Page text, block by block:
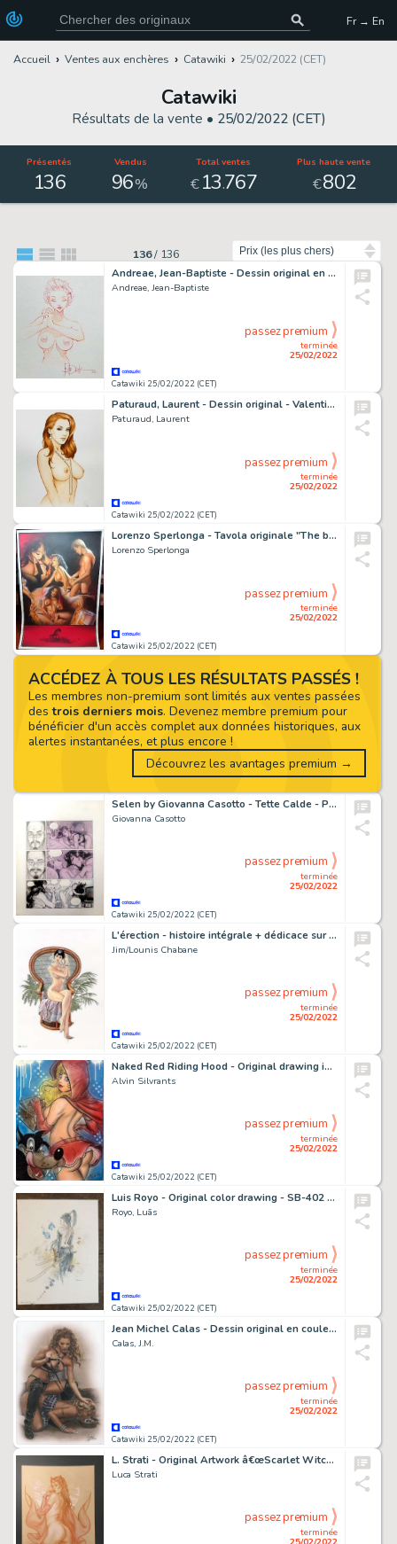
Fr → En
Accueil Ventes aux enchères Catawiki 25/02/2022 (CET)
Catawiki
Résultats de la vente • 25/02/2022 (CET)
Présentés
136
Vendus
96%
Total ventes
€ 13.767
Plus haute vente
€802
136/ 136
Andreae, Jean-Baptiste - Dessin original en couleur - Manie Ganza - Format: 22 x 28 cm.
Andreae, Jean-Baptiste
Catawiki 25/02/2022 (CET)
terminée
25/02/2022
passez premium
Paturaud, Laurent - Dessin original - Valentine - Format: 23 x 31 cm.
Paturaud, Laurent
Catawiki 25/02/2022 (CET)
terminée
25/02/2022
passez premium
Lorenzo Sperlonga - Tavola originale "The bitch" - Page volante - (2005)
Lorenzo Sperlonga
Catawiki 25/02/2022 (CET)
terminée
25/02/2022
passez premium
Selen by Giovanna Casotto - Tette Calde - Page volante - EO
Giovanna Casotto
Catawiki 25/02/2022 (CET)
terminée
25/02/2022
passez premium
L'érection - histoire intégrale + dédicace sur feuille volante de Lounis Chabane - Cartonné
Jim/Lounis Chabane
Catawiki 25/02/2022 (CET)
terminée
25/02/2022
passez premium
Naked Red Riding Hood - Original drawing in colour by Alvin Silvrants
Alvin Silvrants
Catawiki 25/02/2022 (CET)
terminée
25/02/2022
passez premium
Luis Royo - Original color drawing - SB-402 - Size: 23 x 27 cm.
Royo, Luã­s
Catawiki 25/02/2022 (CET)
terminée
25/02/2022
passez premium
Jean Michel Calas - Dessin original en couleur - La chienne - Format: 29,7 x 42 cm. - (2022)
Calas, J.M.
Catawiki 25/02/2022 (CET)
terminée
25/02/2022
passez premium
L. Strati - Original Artwork â€œScarlet Witchâ€ - Exemplaire unique (2022)
Luca Strati
terminée
passez premium
ACCÉDEZ À TOUS LES RÉSULTATS PASSÉS !
Les membres non-premium sont limités aux ventes passées
destrois derniers mois. Devenez membre premium pour
bénéficier d'un accès complet aux données historiques, aux
alertes instantanées, et plus encore !
Découvrez les avantages premium →